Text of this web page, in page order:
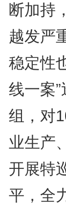
断加持
越发严
稳定性
线一案
组，对
业生产
开展特
平，全